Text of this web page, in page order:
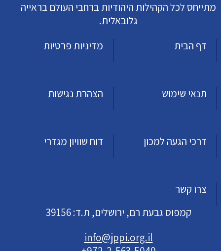
מתייחס לכל הקהילות היהודיות ברחבי העולם בראייה
גלובאלית.
דף הבית
מדיניות פרטיות
תנאי שימוש הצהרת נגישות
דרכי הגעה למכון דוח שוויון מגדרי
צרו קשר
קמפוס גבעת רם, ירושלים, ת.ד: 39156
info@jppi.org.il